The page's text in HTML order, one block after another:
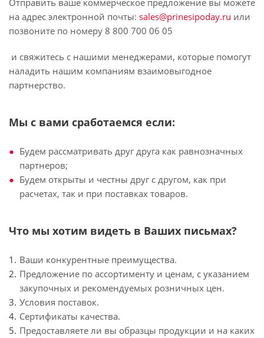
Отправить ваше коммерческое предложение вы можете
на адрес электронной почты: sales@prinesipoday.ru или
позвоните по номеру 8 800 700 06 05
и свяжитесь с нашими менеджерами, которые помогут
наладить нашим компаниям взаимовыгодное
партнерство.
Мы с вами сработаемся если:
Будем рассматривать друг друга как равнозначных
партнеров;
Будем открыты и честны друг с другом, как при
расчетах, так и при поставках товаров.
Что мы хотим видеть в Ваших письмах?
Ваши конкурентные преимущества.
Предложение по ассортименту и ценам, с указанием
закупочных и рекомендуемых розничных цен.
Условия поставок.
Сертификаты качества.
Предоставляете ли вы образцы продукции и на каких